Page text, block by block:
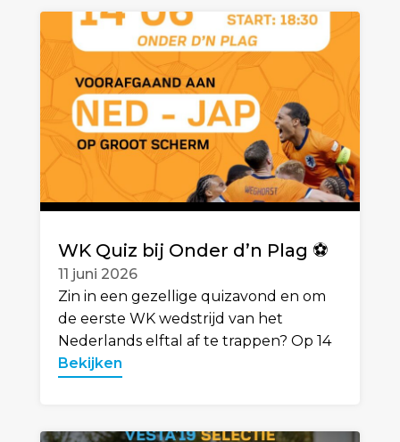
WK Quiz bij Onder d’n Plag ⚽️
11 juni 2026
Zin in een gezellige quizavond en om
de eerste WK wedstrijd van het
Nederlands elftal af te trappen? Op 14
Bekijken